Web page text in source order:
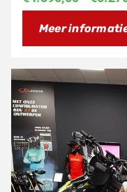
Meer